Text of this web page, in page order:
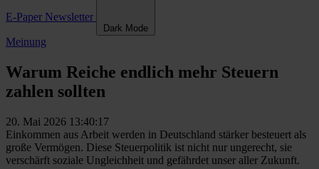
E-Paper Newsletter
Dark Mode
Meinung
Warum Reiche endlich mehr Steuern
zahlen sollten
20. Mai 2026 13:40:17
Einkommen aus Arbeit werden in Deutschland stärker besteuert als
große Vermögen. Diese Steuerpolitik ist nicht nur ungerecht, sie
verschärft soziale Ungleichheit und gefährdet unser aller Zukunft.